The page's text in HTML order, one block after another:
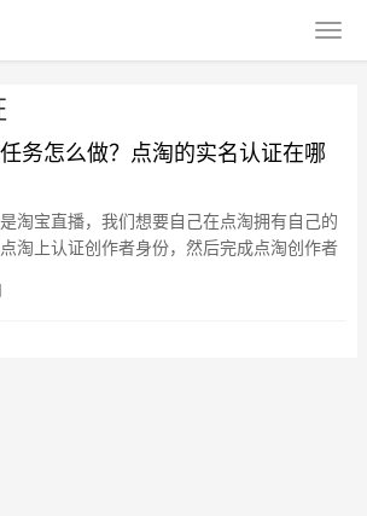
务怎么做？点淘的实名认证在哪
淘宝直播，我们想要自己在点淘拥有自己的
淘上认证创作者身份，然后完成点淘创作者